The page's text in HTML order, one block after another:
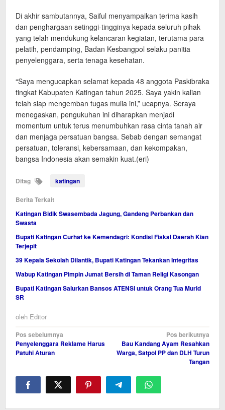
Di akhir sambutannya, Saiful menyampaikan terima kasih
dan penghargaan setinggi-tingginya kepada seluruh pihak
yang telah mendukung kelancaran kegiatan, terutama para
pelatih, pendamping, Badan Kesbangpol selaku panitia
penyelenggara, serta tenaga kesehatan.
“Saya mengucapkan selamat kepada 48 anggota Paskibraka
tingkat Kabupaten Katingan tahun 2025. Saya yakin kalian
telah siap mengemban tugas mulia ini,” ucapnya. Seraya
menegaskan, pengukuhan ini diharapkan menjadi
momentum untuk terus menumbuhkan rasa cinta tanah air
dan menjaga persatuan bangsa. Sebab dengan semangat
persatuan, toleransi, kebersamaan, dan kekompakan,
bangsa Indonesia akan semakin kuat.(eri)
Ditag katingan
Berita Terkait
Katingan Bidik Swasembada Jagung, Gandeng Perbankan dan
Swasta
Bupati Katingan Curhat ke Kemendagri: Kondisi Fiskal Daerah Kian
Terjepit
39 Kepala Sekolah Dilantik, Bupati Katingan Tekankan Integritas
Wabup Katingan Pimpin Jumat Bersih di Taman Religi Kasongan
Bupati Katingan Salurkan Bansos ATENSI untuk Orang Tua Murid
SR
oleh Editor
Navigasi
pos
Pos sebelumnya
Penyelenggara Reklame Harus
Patuhi Aturan
Pos berikutnya
‎Bau Kandang Ayam Resahkan
Warga, Satpol PP dan DLH Turun
Tangan